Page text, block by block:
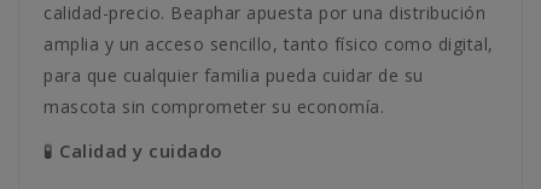
calidad-precio. Beaphar apuesta por una distribución
amplia y un acceso sencillo, tanto físico como digital,
para que cualquier familia pueda cuidar de su
mascota sin comprometer su economía.
🧪 Calidad y cuidado